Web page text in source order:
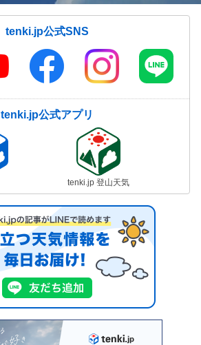
tenki.jp公式SNS
tenki.jp公式アプリ
tenki.jp 登山天気